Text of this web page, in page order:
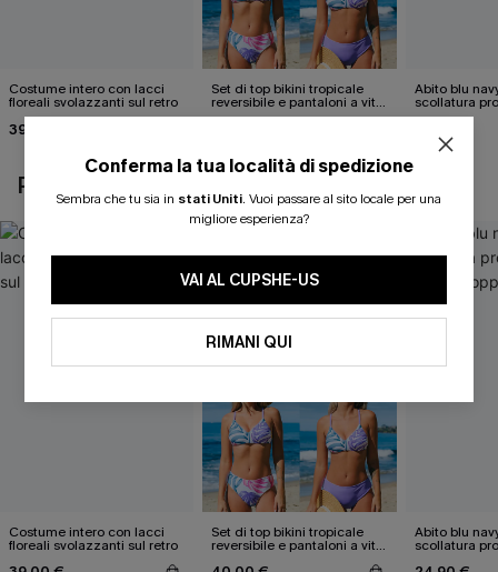
Costume intero con lacci
floreali svolazzanti sul retro
39,00 €
Set di top bikini tropicale
reversibile e pantaloni a vita
media
Abito blu
scollatura
cintura
POTREBBE INTERESSARTI ANCHE
Costume intero con lacci
floreali svolazzanti sul retro
Set di top bikini tropicale
reversibile e pantaloni a vita
Abito blu
scollatura
Conferma la tua località di spedizione
Sembra che tu sia in stati Uniti. Vuoi passare al sito locale per una
migliore esperienza?
VAI AL CUPSHE-US
RIMANI QUI